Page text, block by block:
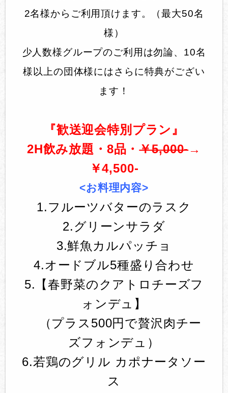
2名様からご利用頂けます。 （最大50名
様）
少人数様グループのご利用は勿論、10名
様以上の団体様にはさらに特典がござい
ます！
『歓送迎会特別プラン』
2H飲み放題・8品・￥5,000-→
￥4,500-
<お料理内容>
1.フルーツバターのラスク
2.グリーンサラダ
3.鮮魚カルパッチョ
4.オードブル5種盛り合わせ
5.【春野菜のクアトロチーズフ
ォンデュ】
（プラス500円で贅沢肉チー
ズフォンデュ）
6.若鶏のグリル カポナータソー
ス